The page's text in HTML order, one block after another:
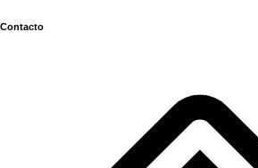
Contacto